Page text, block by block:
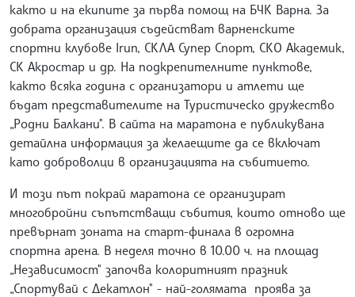
както и на екипите за първа помощ на БЧК Варна. За
добрата организация съдействат варненските
спортни клубове Irun, СКЛА Супер Спорт, СКО Академик,
СК Акростар и др. На подкрепителните пунктове,
както всяка година с организатори и атлети ще
бъдат представителите на Туристическо дружество
„Родни Балкани". В сайта на маратона е публикувана
детайлна информация за желаещите да се включат
като доброволци в организацията на събитието.
И този път покрай маратона се организират
многобройни съпътстващи събития, които отново ще
превърнат зоната на старт-финала в огромна
спортна арена. В неделя точно в 10.00 ч. на площад
„Независимост" започва колоритният празник
„Спортувай с Декатлон" - най-голямата проява за